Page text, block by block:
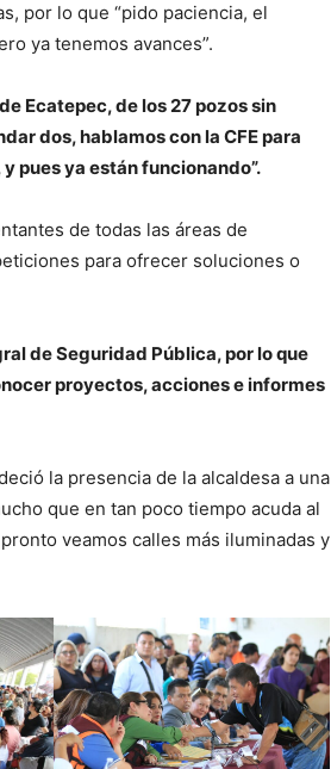
por lo que “pido paciencia, el
ya tenemos avances”.
Ecatepec, de los 27 pozos sin
dos, hablamos con la CFE para
pues ya están funcionando”.
de todas las áreas de
para ofrecer soluciones o
de Seguridad Pública, por lo que
proyectos, acciones e informes
la presencia de la alcaldesa a una
que en tan poco tiempo acuda al
veamos calles más iluminadas y